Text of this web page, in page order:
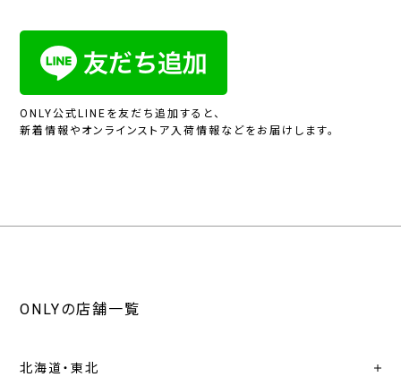
ONLY公式LINEを友だち追加すると、
新着情報やオンラインストア入荷情報などをお届けします。
ONLYの店舗一覧
北海道・東北